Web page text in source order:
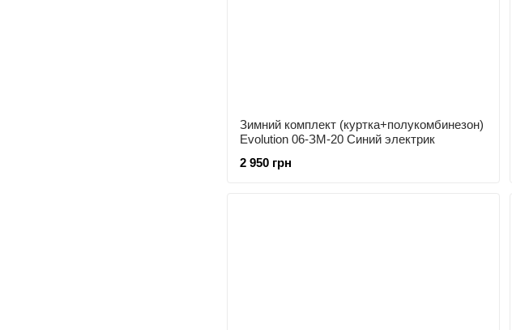
Зимний комплект (куртка+полукомбинезон)
Evolution 06-ЗМ-20 Синий электрик
2 950 грн